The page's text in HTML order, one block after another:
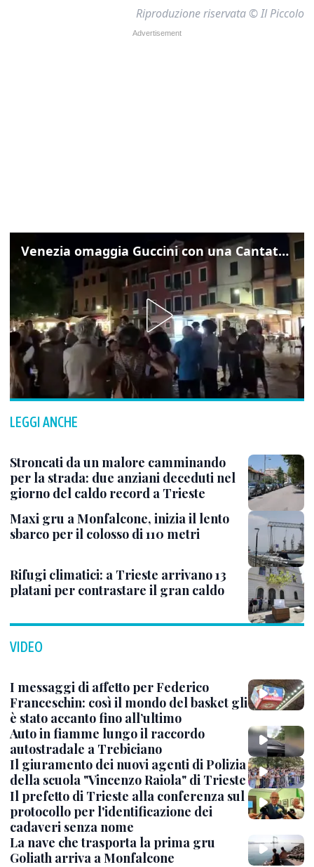
Riproduzione riservata © Il Piccolo
Venezia omaggia Guccini con una Cantata Anarchica in campo Santa Margherita
LEGGI ANCHE
Stroncati da un malore camminando
per la strada: due anziani deceduti nel
giorno del caldo record a Trieste
Maxi gru a Monfalcone, inizia il lento
sbarco per il colosso di 110 metri
Rifugi climatici: a Trieste arrivano 13
platani per contrastare il gran caldo
VIDEO
I messaggi di affetto per Federico
Franceschin: così il mondo del basket gli
è stato accanto fino all’ultimo
Auto in fiamme lungo il raccordo
autostradale a Trebiciano
Il giuramento dei nuovi agenti di Polizia
della scuola "Vincenzo Raiola" di Trieste
Il prefetto di Trieste alla conferenza sul
protocollo per l'identificazione dei
cadaveri senza nome
La nave che trasporta la prima gru
Goliath arriva a Monfalcone